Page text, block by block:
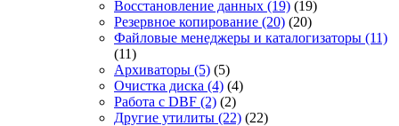
Восстановление данных (19) (19)
Резервное копирование (20) (20)
Файловые менеджеры и каталогизаторы (11)
(11)
Архиваторы (5) (5)
Очистка диска (4) (4)
Работа с DBF (2) (2)
Другие утилиты (22) (22)